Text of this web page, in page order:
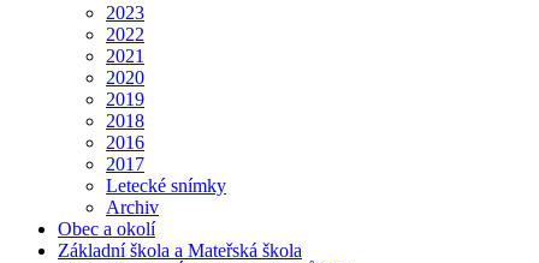
2023
2022
2021
2020
2019
2018
2016
2017
Letecké snímky
Archiv
Obec a okolí
Základní škola a Mateřská škola